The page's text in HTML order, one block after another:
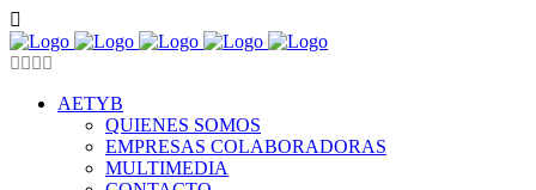
AETYB
QUIENES SOMOS
EMPRESAS COLABORADORAS
MULTIMEDIA